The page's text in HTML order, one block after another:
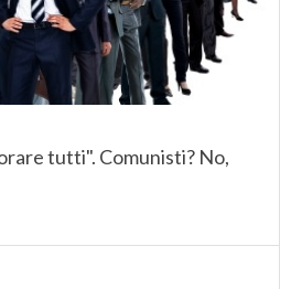
tutti". Comunisti? No,